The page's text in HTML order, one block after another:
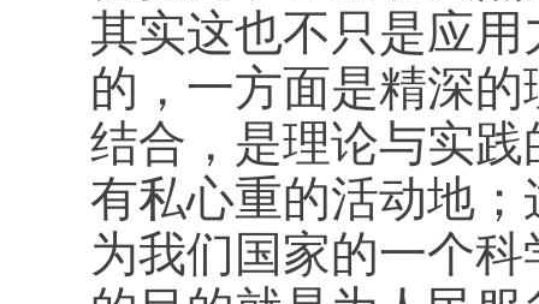
其实这也不只是应
的，一方面是精深
结合，是理论与实
有私心重的活动地
为我们国家的一个